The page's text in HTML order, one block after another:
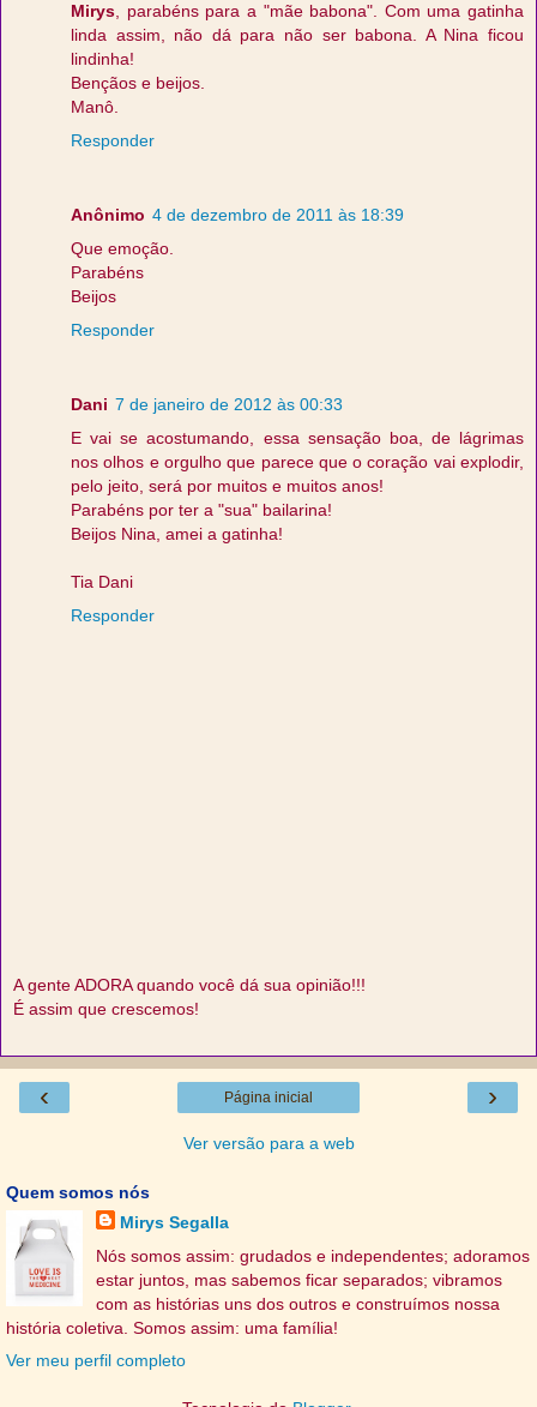
Mirys, parabéns para a "mãe babona". Com uma gatinha
linda assim, não dá para não ser babona. A Nina ficou
lindinha!
Bençãos e beijos.
Manô.
Responder
Anônimo 4 de dezembro de 2011 às 18:39
Que emoção.
Parabéns
Beijos
Responder
Dani 7 de janeiro de 2012 às 00:33
E vai se acostumando, essa sensação boa, de lágrimas
nos olhos e orgulho que parece que o coração vai explodir,
pelo jeito, será por muitos e muitos anos!
Parabéns por ter a "sua" bailarina!
Beijos Nina, amei a gatinha!
Tia Dani
Responder
A gente ADORA quando você dá sua opinião!!!
É assim que crescemos!
‹ ›
Página inicial
Ver versão para a web
Quem somos nós
Mirys Segalla
Nós somos assim: grudados e independentes; adoramos
estar juntos, mas sabemos ficar separados; vibramos
com as histórias uns dos outros e construímos nossa
história coletiva. Somos assim: uma família!
Ver meu perfil completo